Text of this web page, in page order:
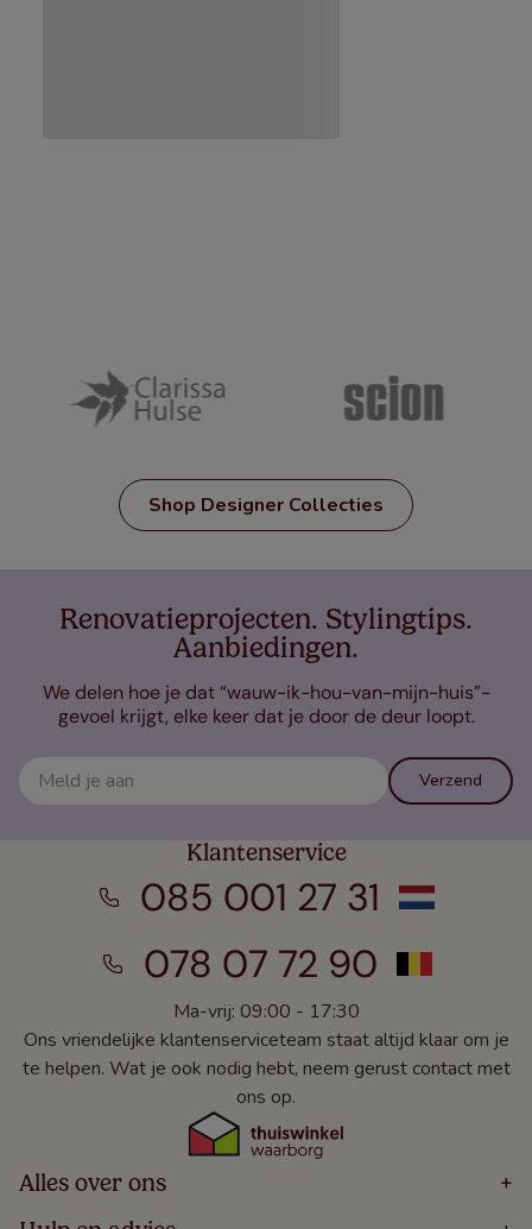
Shop Designer Collecties
Renovatieprojecten. Stylingtips.
Aanbiedingen.
We delen hoe je dat “wauw-ik-hou-van-mijn-huis”-
gevoel krijgt, elke keer dat je door de deur loopt.
Verzend
Klantenservice
085 001 27 31
078 07 72 90
Ma-vrij: 09:00 - 17:30
Ons vriendelijke klantenserviceteam staat altijd klaar om je
te helpen. Wat je ook nodig hebt, neem gerust contact met
ons op.
Alles over ons +
Home